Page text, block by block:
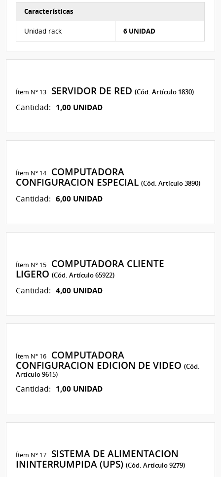
Características del Ítem Nº 4
Características
Unidad rack 6 UNIDAD
Ítem Nº 13 SERVIDOR DE RED(Cód. Artículo 1830)
Cantidad: 1,00 UNIDAD
Ítem Nº 14
COMPUTADORA
CONFIGURACION ESPECIAL(Cód. Artículo 3890)
Cantidad: 6,00 UNIDAD
Ítem Nº 15
COMPUTADORA CLIENTE
LIGERO(Cód. Artículo 65922)
Cantidad: 4,00 UNIDAD
Ítem Nº 16
COMPUTADORA
CONFIGURACION EDICION DE VIDEO(Cód.
Artículo 9615)
Cantidad: 1,00 UNIDAD
Ítem Nº 17
SISTEMA DE ALIMENTACION
ININTERRUMPIDA (UPS)(Cód. Artículo 9279)